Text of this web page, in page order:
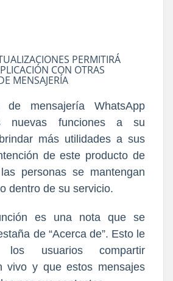
PERMITIRÁ
CON OTRAS
MENSAJERÍA
de mensajería WhatsApp
nuevas funciones a su
más utilidades a sus
de este producto de
personas se mantengan
dentro de su servicio.
es una nota que se
de “Acerca de”. Esto le
usuarios compartir
vivo y que estos mensajes